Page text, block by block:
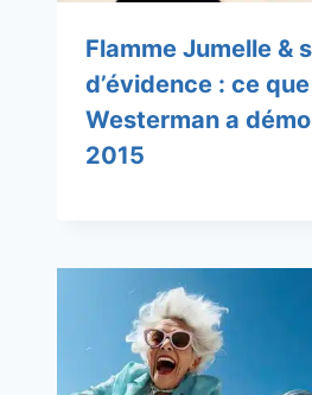
Flamme Jumelle &
d’évidence : ce que
Westerman a
2015